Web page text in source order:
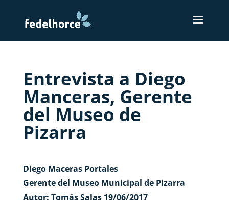
Entrevista a Diego
Manceras, Gerente
del Museo de
Pizarra
Diego Maceras Portales
Gerente del Museo Municipal de Pizarra
Autor: Tomás Salas 19/06/2017